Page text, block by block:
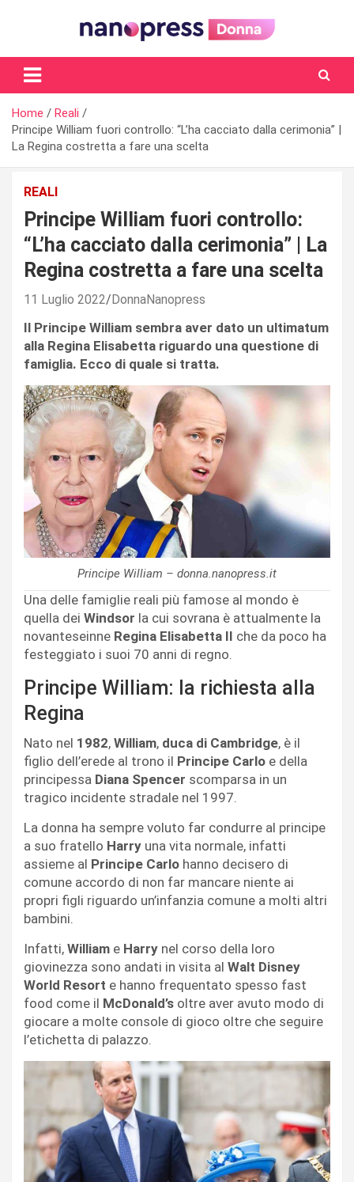
Il magazine femminile di Nanopress.it
Home
Reali
Principe William fuori controllo: “L’ha cacciato dalla cerimonia” |
La Regina costretta a fare una scelta
REALI
Principe William fuori controllo:
“L’ha cacciato dalla cerimonia” | La
Regina costretta a fare una scelta
11 Luglio 2022 DonnaNanopress
Il Principe William sembra aver dato un ultimatum
alla Regina Elisabetta riguardo una questione di
famiglia. Ecco di quale si tratta.
Principe William – donna.nanopress.it
Una delle famiglie reali più famose al mondo è
quella dei Windsor la cui sovrana è attualmente la
novanteseinne Regina Elisabetta II che da poco ha
festeggiato i suoi 70 anni di regno.
Principe William: la richiesta alla
Regina
Nato nel 1982, William, duca di Cambridge, è il
figlio dell’erede al trono il Principe Carlo e della
principessa Diana Spencer scomparsa in un
tragico incidente stradale nel 1997.
La donna ha sempre voluto far condurre al principe
a suo fratello Harry una vita normale, infatti
assieme al Principe Carlo hanno decisero di
comune accordo di non far mancare niente ai
propri figli riguardo un’infanzia comune a molti altri
bambini.
Infatti, William e Harry nel corso della loro
giovinezza sono andati in visita al Walt Disney
World Resort e hanno frequentato spesso fast
food come il McDonald’s oltre aver avuto modo di
giocare a molte console di gioco oltre che seguire
l’etichetta di palazzo.